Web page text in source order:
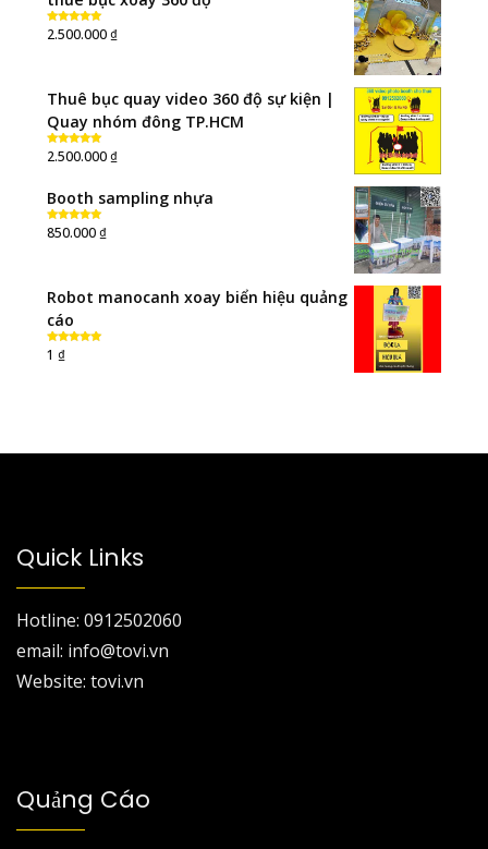
Rated5.00
out of 5
2.500.000₫
Thuê bục quay video 360 độ sự kiện |
Quay nhóm đông TP.HCM
Rated5.00
out of 5
2.500.000₫
Booth sampling nhựa
Rated5.00
out of 5
850.000₫
Robot manocanh xoay biển hiệu quảng
cáo
Rated
out of 5
1 ₫
Quick Links
Hotline: 0912502060
email: info@tovi.vn
Website: tovi.vn
Quảng Cáo